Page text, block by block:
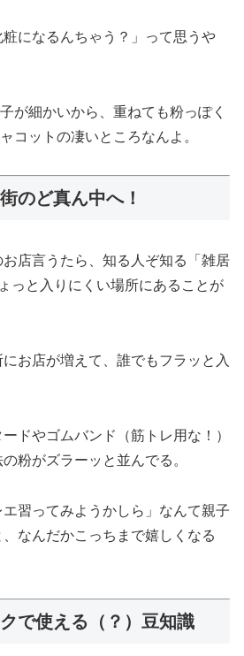
粧になるんちゃう？」って思うや
が細かいから、重ねても粉っぽく
コットの凄いところなんよ。
のど真ん中へ！
店言うたら、知る人ぞ知る「雑居
っと入りにくい場所にあることが
お店が増えて、誰でもフラッと入
ドやゴムバンド（筋トレ用な！）
粉がズラーッと並んでる。
習ってみようかしら」なんて親子
なんだかこっちまで嬉しくなる
で使える（？）豆知識